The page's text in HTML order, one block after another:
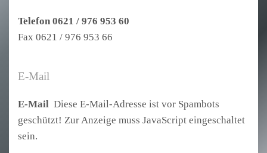
Telefon 0621 / 976 953 60
Fax 0621 / 976 953 66
E-Mail
E-Mail Diese E-Mail-Adresse ist vor Spambots
geschützt! Zur Anzeige muss JavaScript eingeschaltet
sein.